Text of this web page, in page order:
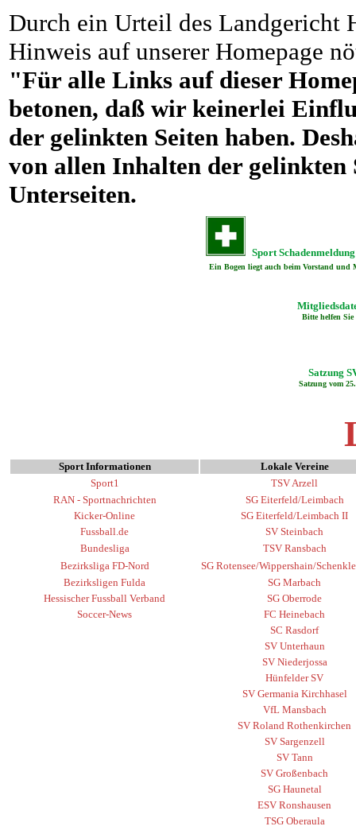
Durch ein Urteil des Landgericht
Hinweis auf unserer Homepage
"Für alle Links auf dieser
betonen, daß wir keinerlei
der gelinkten Seiten haben.
von allen Inhalten der gelinkten
Unterseiten.
Sport
Ein Bogen liegt auch beim Vorstand
Bitte helfen
Satzung
Satzung vom
Sport Informationen
Lokale Vereine
Sport1
TSV Arzell
RAN - Sportnachrichten
SG Eiterfeld/Leimbach
Kicker-Online
SG Eiterfeld/Leimbach II
Fussball.de
SV Steinbach
Bundesliga
TSV Ransbach
Bezirksliga FD-Nord
SG Rotensee/Wippershain/
Bezirksligen Fulda
SG Marbach
Hessischer Fussball Verband
SG Oberrode
Soccer-News
FC Heinebach
SC Rasdorf
SV Unterhaun
SV Niederjossa
Hünfelder SV
SV Germania Kirchhasel
VfL Mansbach
SV Roland Rothenkirchen
SV Sargenzell
SV Tann
SV Großenbach
SG Haunetal
ESV Ronshausen
TSG Oberaula